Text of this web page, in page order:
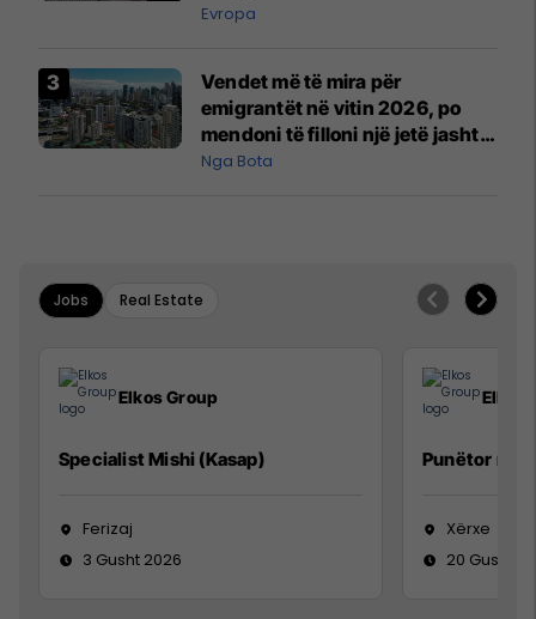
Evropa
Vendet më të mira për
emigrantët në vitin 2026, po
mendoni të filloni një jetë jashtë
vendit?
Nga Bota
Jobs Real Estate
Elkos Group
Specialist Mishi (Kasap)
Ferizaj
3 Gusht 2026
Elkos
Punëtor në
Xërxe
20 Gusht